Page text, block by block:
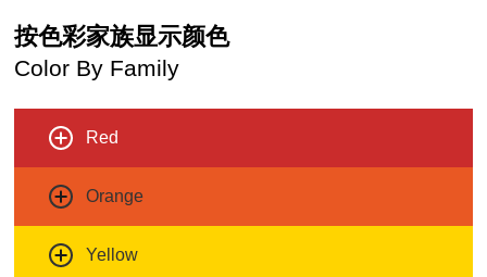
按色彩家族显示颜色
Color By Family
Red
Orange
Yellow